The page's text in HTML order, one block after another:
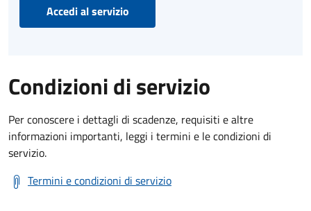
Accedi al servizio
Condizioni di servizio
Per conoscere i dettagli di scadenze, requisiti e altre
informazioni importanti, leggi i termini e le condizioni di
servizio.
Termini e condizioni di servizio